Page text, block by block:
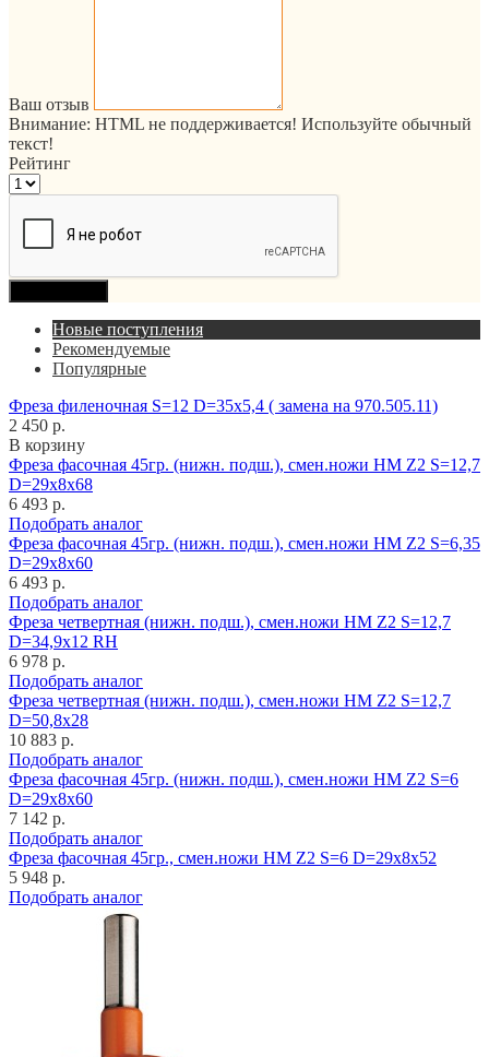
Ваш отзыв
Внимание: HTML не поддерживается! Используйте обычный
текст!
Рейтинг
Новые поступления
Рекомендуемые
Популярные
Фреза филеночная S=12 D=35x5,4 ( замена на 970.505.11)
2 450 р.
В корзину
Фреза фасочная 45гр. (нижн. подш.), смен.ножи HM Z2 S=12,7
D=29x8x68
6 493 р.
Подобрать аналог
Фреза фасочная 45гр. (нижн. подш.), смен.ножи HM Z2 S=6,35
D=29x8x60
6 493 р.
Подобрать аналог
Фреза четвертная (нижн. подш.), смен.ножи HM Z2 S=12,7
D=34,9x12 RH
6 978 р.
Подобрать аналог
Фреза четвертная (нижн. подш.), смен.ножи HM Z2 S=12,7
D=50,8x28
10 883 р.
Подобрать аналог
Фреза фасочная 45гр. (нижн. подш.), смен.ножи HM Z2 S=6
D=29x8x60
7 142 р.
Подобрать аналог
Фреза фасочная 45гр., смен.ножи HM Z2 S=6 D=29x8x52
5 948 р.
Подобрать аналог